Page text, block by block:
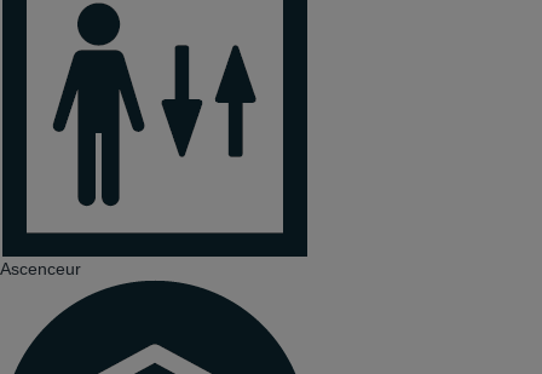
Ascenceur